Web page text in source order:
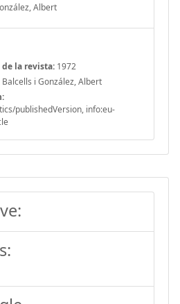
Albert
la revista: 1972
Balcells i González, Albert
publishedVersion, info:eu-